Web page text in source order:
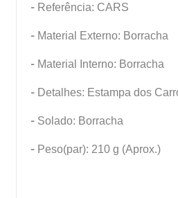
- Referência: CARS
- Material Externo: Borracha
- Material Interno: Borracha
- Detalhes: Estampa dos
- Solado: Borracha
- Peso(par): 210 g (Aprox.)